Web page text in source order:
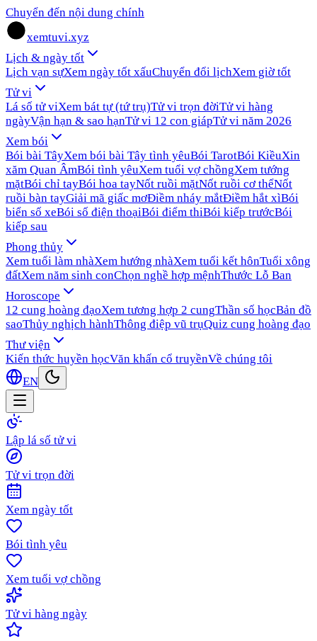
Chuyển đến nội dung chính
xemtuvi.xyz
Lịch & ngày tốt
Lịch vạn sựXem ngày tốt xấuChuyển đổi lịchXem giờ tốt
Tử vi
Lá số tử viXem bát tự (tứ trụ)Tử vi trọn đờiTử vi hàng
ngàyVận hạn & sao hạnTử vi 12 con giápTử vi năm 2026
Xem bói
Bói bài TâyXem bói bài Tây tình yêuBói TarotBói KiềuXin
xăm Quan ÂmBói tình yêuXem tuổi vợ chồngXem tướng
mặtBói chỉ tayBói hoa tayNốt ruồi mặtNốt ruồi cơ thểNốt
ruồi bàn tayGiải mã giấc mơĐiềm nháy mắtĐiềm hắt xìBói
biển số xeBói số điện thoạiBói điểm thiBói kiếp trướcBói
kiếp sau
Phong thủy
Xem tuổi làm nhàXem hướng nhàXem tuổi kết hônTuổi xông
đấtXem năm sinh conChọn nghề hợp mệnhThước Lỗ Ban
Horoscope
12 cung hoàng đạoXem tương hợp 2 cungThần số họcBản đồ
saoThủy nghịch hànhThông điệp vũ trụQuiz cung hoàng đạo
Thư viện
Kiến thức huyền họcVăn khấn cổ truyềnVề chúng tôi
EN
Lập lá số tử vi
Tử vi trọn đời
Xem ngày tốt
Bói tình yêu
Xem tuổi vợ chồng
Tử vi hàng ngày